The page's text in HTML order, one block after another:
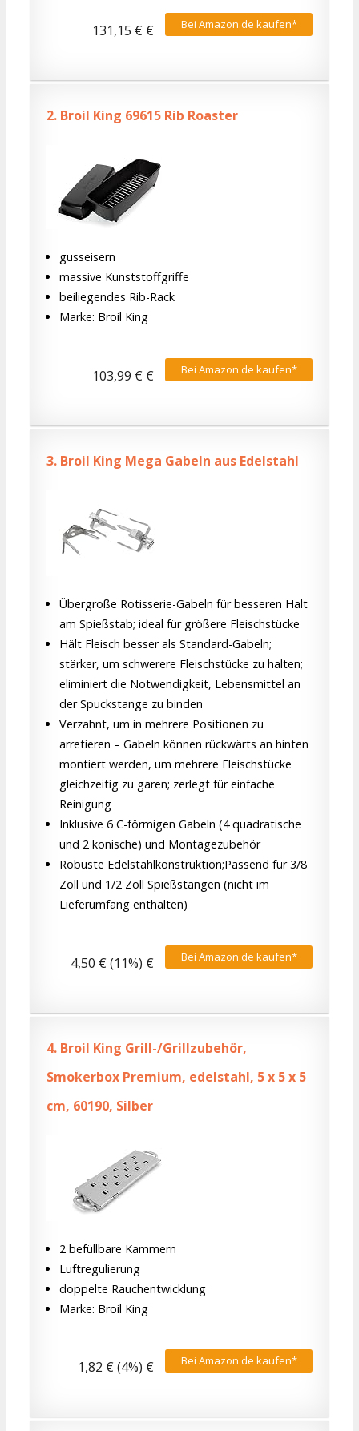
Bei Amazon.de kaufen*
131,15 € €
2. Broil King 69615 Rib Roaster
gusseisern
massive Kunststoffgriffe
beiliegendes Rib-Rack
Marke: Broil King
Bei Amazon.de kaufen*
103,99 € €
3. Broil King Mega Gabeln aus Edelstahl
Übergroße Rotisserie-Gabeln für besseren Halt
am Spießstab; ideal für größere Fleischstücke
Hält Fleisch besser als Standard-Gabeln;
stärker, um schwerere Fleischstücke zu halten;
eliminiert die Notwendigkeit, Lebensmittel an
der Spuckstange zu binden
Verzahnt, um in mehrere Positionen zu
arretieren – Gabeln können rückwärts an hinten
montiert werden, um mehrere Fleischstücke
gleichzeitig zu garen; zerlegt für einfache
Reinigung
Inklusive 6 C-förmigen Gabeln (4 quadratische
und 2 konische) und Montagezubehör
Robuste Edelstahlkonstruktion;Passend für 3/8
Zoll und 1/2 Zoll Spießstangen (nicht im
Lieferumfang enthalten)
Bei Amazon.de kaufen*
4,50 € (11%) €
4. Broil King Grill-/Grillzubehör,
Smokerbox Premium, edelstahl, 5 x 5 x 5
cm, 60190, Silber
2 befüllbare Kammern
Luftregulierung
doppelte Rauchentwicklung
Marke: Broil King
Bei Amazon.de kaufen*
1,82 € (4%) €